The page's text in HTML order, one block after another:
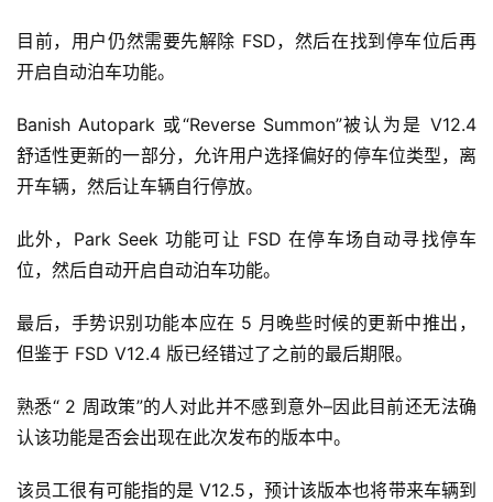
目前，用户仍然需要先解除 FSD，然后在找到停车位后再
开启自动泊车功能。
Banish Autopark 或“Reverse Summon”被认为是 V12.4
舒适性更新的一部分，允许用户选择偏好的停车位类型，离
开车辆，然后让车辆自行停放。
此外，Park Seek 功能可让 FSD 在停车场自动寻找停车
位，然后自动开启自动泊车功能。
最后，手势识别功能本应在 5 月晚些时候的更新中推出，
但鉴于 FSD V12.4 版已经错过了之前的最后期限。
熟悉“ 2 周政策”的人对此并不感到意外–因此目前还无法确
认该功能是否会出现在此次发布的版本中。
该员工很有可能指的是 V12.5，预计该版本也将带来车辆到